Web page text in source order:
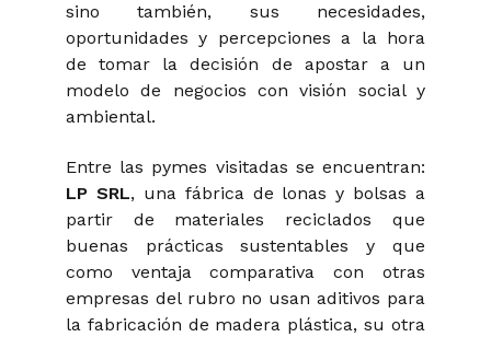
sino también, sus necesidades,
oportunidades y percepciones a la hora
de tomar la decisión de apostar a un
modelo de negocios con visión social y
ambiental.
Entre las pymes visitadas se encuentran:
LP SRL, una fábrica de lonas y bolsas a
partir de materiales reciclados que
buenas prácticas sustentables y que
como ventaja comparativa con otras
empresas del rubro no usan aditivos para
la fabricación de madera plástica, su otra